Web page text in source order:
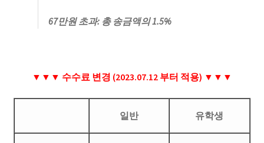
67만원 초과: 총 송금액의 1.5%
▼▼▼ 수수료 변경 (2023.07.12 부터 적용) ▼▼▼
일반 유학생